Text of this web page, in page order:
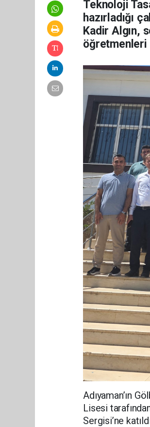
Teknoloji
hazırladığı
Kadir Algın,
Adıyaman’ın
Lisesi
Sergisi’ne